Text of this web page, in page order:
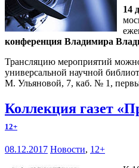
14
конференция Владимира
Трансляцию мероприятий
универсальной научной
М. Ульяновой, 7, каб. № 1,
Коллекция газет
12+
08.12.2017 Новости, 12+